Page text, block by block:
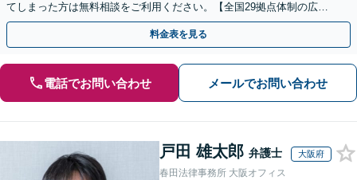
てしまった方は無料相談をご利用ください。【全国29拠点体制の広域
対応】【弁護士待機中/当日中の電話相談可(予約制)】
料金表を見る
電話でお問い合わせ メールでお問い合わせ
戸田 雄太郎 弁護士 大阪府
春田法律事務所 大阪オフィス